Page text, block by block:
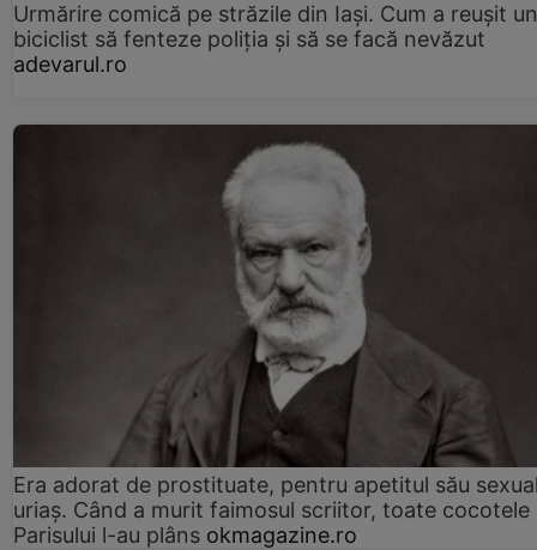
Urmărire comică pe străzile din Iași. Cum a reușit un
biciclist să fenteze poliția și să se facă nevăzut
adevarul.ro
Era adorat de prostituate, pentru apetitul său
uriaș. Când a murit faimosul scriitor, toate cocotele
Parisului l-au plâns okmagazine.ro